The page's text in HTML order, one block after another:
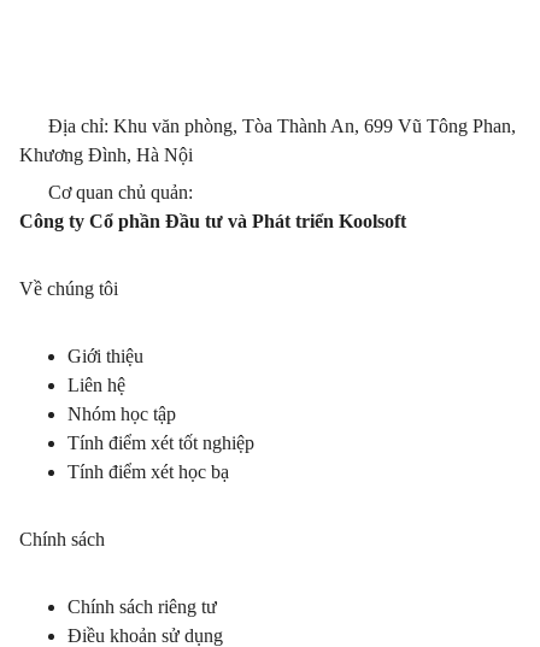
Địa chỉ: Khu văn phòng, Tòa Thành An, 699 Vũ Tông Phan,
Khương Đình, Hà Nội
Cơ quan chủ quản:
Công ty Cổ phần Đầu tư và Phát triển Koolsoft
Về chúng tôi
Giới thiệu
Liên hệ
Nhóm học tập
Tính điểm xét tốt nghiệp
Tính điểm xét học bạ
Chính sách
Chính sách riêng tư
Điều khoản sử dụng